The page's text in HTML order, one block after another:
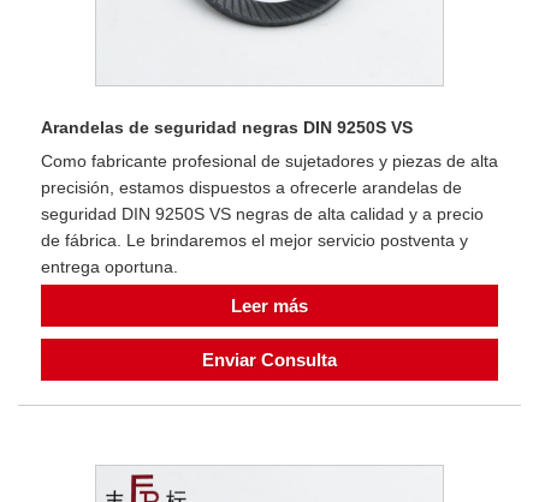
Arandelas de seguridad negras DIN 9250S VS
Como fabricante profesional de sujetadores y piezas de alta
precisión, estamos dispuestos a ofrecerle arandelas de
seguridad DIN 9250S VS negras de alta calidad y a precio
de fábrica. Le brindaremos el mejor servicio postventa y
entrega oportuna.
Leer más
Enviar Consulta